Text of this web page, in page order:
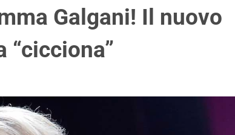
Galgani! Il nuovo
“cicciona”